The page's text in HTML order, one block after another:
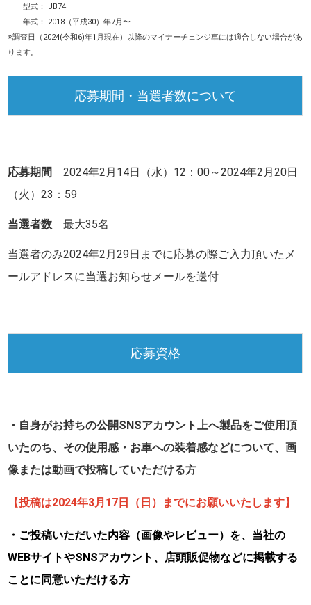
型式： JB74
年式： 2018（平成30）年7月〜
※調査日（2024(令和6)年1月現在）以降のマイナーチェンジ車には適合しない場合があ
ります。
応募期間・当選者数について
応募期間
2024年2月14日（水）12：00～2024年2月20日
（火）23：59
当選者数 最大35名
当選者のみ2024年2月29日 までに応募の際ご入力頂いたメ
ールアドレスに当選お知らせメールを送付
応募資格
・自身がお持ちの公開SNSアカウント上へ製品をご使用頂
いたのち、その使用感・お車への装着感などについて、画
像または動画で投稿していただける方
【投稿は2024年3月17日（日）までにお願いいたします】
・ご投稿いただいた内容（画像やレビュー）を、当社の
WEBサイトやSNSアカウント、店頭販促物などに掲載する
ことに同意いただける方